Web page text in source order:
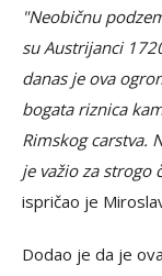
"Neobičnu
su Austrijanci
danas je ova
bogata riznica
Rimskog carstva.
je važio za strogo
ispričao je
Dodao je da je